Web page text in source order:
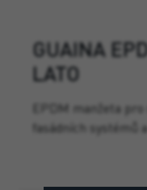
GUAINA
LATO
EPDM manžeta
fasádních systémů